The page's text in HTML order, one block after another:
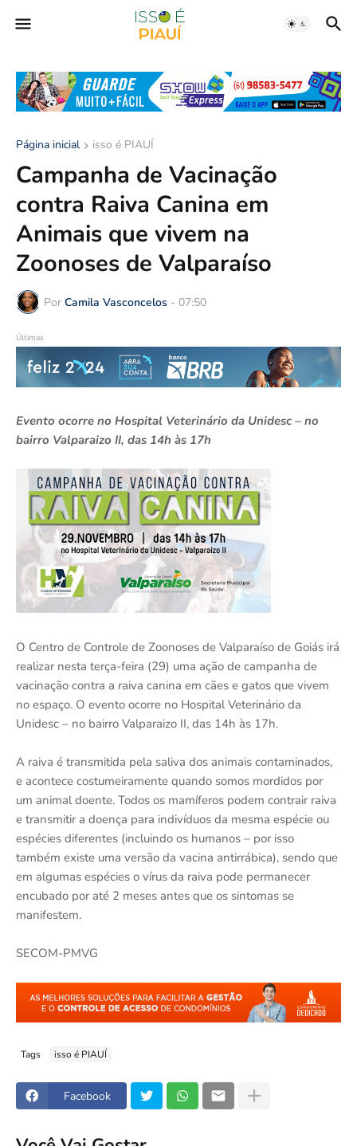
Página inicial isso é PIAUÍ
Campanha de Vacinação
contra Raiva Canina em
Animais que vivem na
Zoonoses de Valparaíso
Por Camila Vasconcelos - 07:50
Últimas
Evento ocorre no Hospital Veterinário da Unidesc – no
bairro Valparaizo II, das 14h às 17h
O Centro de Controle de Zoonoses de Valparaíso de Goiás irá
realizar nesta terça-feira (29) uma ação de campanha de
vacinação contra a raiva canina em cães e gatos que vivem
no espaço. O evento ocorre no Hospital Veterinário da
Unidesc – no bairro Valparaizo II, das 14h às 17h.
A raiva é transmitida pela saliva dos animais contaminados,
e acontece costumeiramente quando somos mordidos por
um animal doente. Todos os mamíferos podem contrair raiva
e transmitir a doença para indivíduos da mesma espécie ou
espécies diferentes (incluindo os humanos – por isso
também existe uma versão da vacina antirrábica), sendo que
em algumas espécies o vírus da raiva pode permanecer
encubado por até 2 meses antes que os sintomas se
manifestem.
SECOM-PMVG
Tags isso é PIAUÍ
Facebook